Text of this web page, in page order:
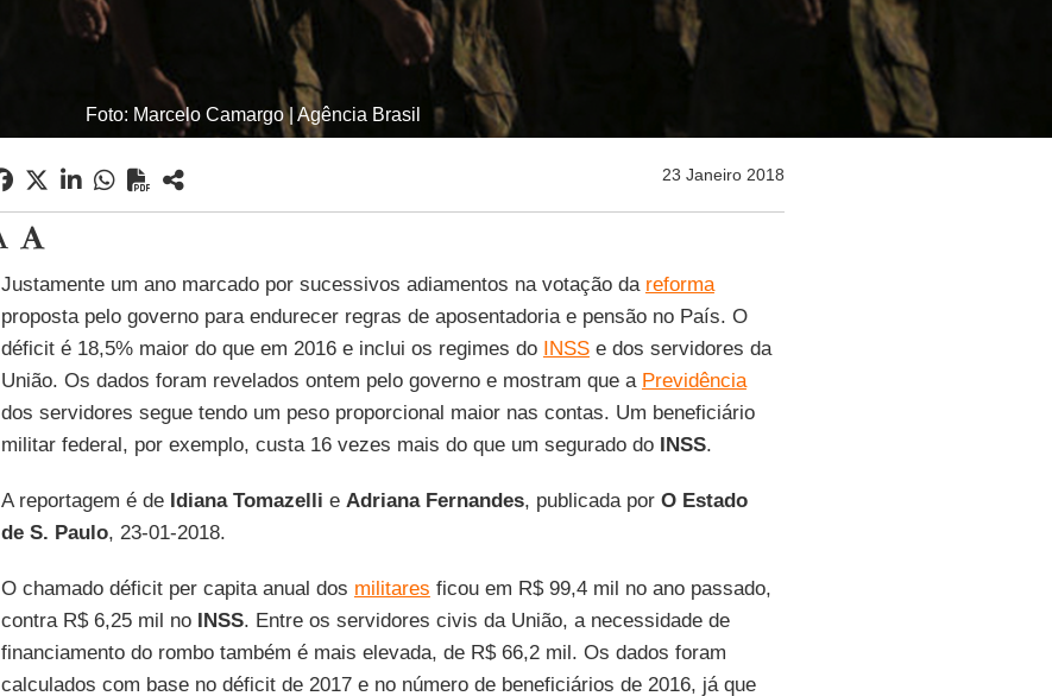
Foto: Marcelo Camargo | Agência Brasil
23 Janeiro 2018
Justamente um ano marcado por sucessivos adiamentos na votação da reforma
proposta pelo governo para endurecer regras de aposentadoria e pensão no País. O
déficit é 18,5% maior do que em 2016 e inclui os regimes do INSSe dos servidores da
União. Os dados foram revelados ontem pelo governo e mostram que a Previdência
dos servidores segue tendo um peso proporcional maior nas contas. Um beneficiário
militar federal, por exemplo, custa 16 vezes mais do que um segurado do INSS.
A reportagem é de Idiana Tomazelli e Adriana Fernandes, publicada por O Estado
de S. Paulo, 23-01-2018.
O chamado déficit per capita anual dos militares ficou em R$ 99,4 mil no ano passado,
contra R$ 6,25 mil no INSS. Entre os servidores civis da União, a necessidade de
financiamento do rombo também é mais elevada, de R$ 66,2 mil. Os dados foram
calculados com base no déficit de 2017 e no número de beneficiários de 2016, já que